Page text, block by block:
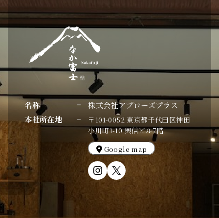
名称
株式会社アプローズプラス
本社所在地
〒101-0052 東京都千代田区神田
小川町1-10 興信ビル7階
Google map
Instagram
X